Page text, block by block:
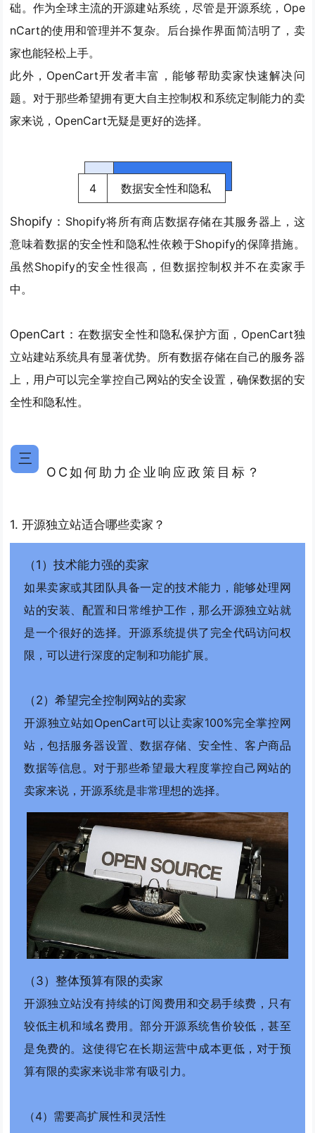
础。 作为全球主流的开源建站系统，尽管是开源系统，Ope
nCart的使用和管理并不复杂。后台操作界面简洁明了，卖
家也能轻松上手。
此外，OpenCart开发者丰富，能够帮助卖家快速解决问
题。对于那些希望拥有更大自主控制权和系统定制能力的卖
家来说，OpenCart无疑是更好的选择。
4 数据安全性和隐私
Shopify： Shopify将所有商店数据存储在其服务器上，这
意味着数据的安全性和隐私性依赖于Shopify的保障措施。
虽然Shopify的安全性很高，但数据控制权并不在卖家手
中。
OpenCart： 在数据安全性和隐私保护方面，OpenCart独
立站建站系统具有显著优势。 所有数据存储在自己的服务器
上，用户可以完全掌控自己网站的安全设置，确保数据的安
全性和隐私性。
三
OC如何助力企业响应政策目标？
1. 开源独立站适合哪些卖家？
（1）技术能力强的卖家
如果卖家或其团队具备一定的技术能力，能够处理网
站的安装、配置和日常维护工作，那么开源独立站就
是一个很好的选择。开源系统提供了完全代码访问权
限，可以进行深度的定制和功能扩展。
（2）希望完全控制网站的卖家
开源独立站如OpenCart可以让卖家100%完全掌控网
站，包括服务器设置、数据存储、安全性、客户商品
数据等信息。对于那些希望最大程度掌控自己网站的
卖家来说，开源系统是非常理想的选择。
（3）整体预算有限的卖家
开源独立站没有持续的订阅费用和交易手续费，只有
较低主机和域名费用。部分开源系统售价较低，甚至
是免费的。这使得它在长期运营中成本更低，对于预
算有限的卖家来说非常有吸引力。
（4）需要高扩展性和灵活性